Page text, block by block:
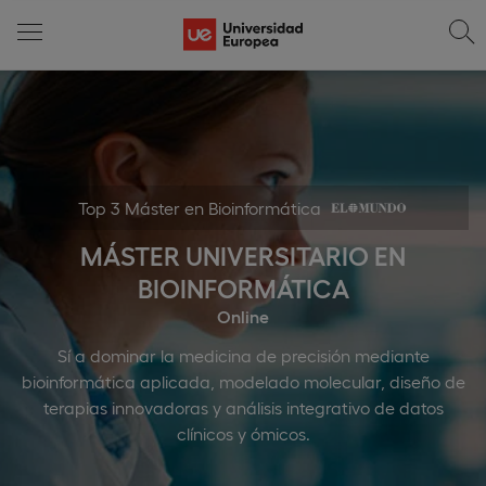
Top 3 Máster en Bioinformática
MÁSTER UNIVERSITARIO EN
BIOINFORMÁTICA
Online
Sí a dominar la medicina de precisión mediante
bioinformática aplicada, modelado molecular, diseño de
terapias innovadoras y análisis integrativo de datos
clínicos y ómicos.